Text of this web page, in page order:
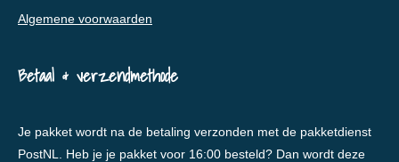
Algemene voorwaarden
Betaal & verzendmethode
Je pakket wordt na de betaling verzonden met de pakketdienst
PostNL. Heb je je pakket voor 16:00 besteld? Dan wordt deze